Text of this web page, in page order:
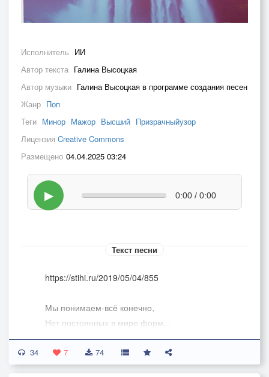
Исполнитель ИИ
Автор текста Галина Высоцкая
Автор музыки Галина Высоцкая в программе создания песен
Жанр Поп
Теги Минор Мажор Высший Призрачныйузор
Лицензия Creative Commons
Размещено 04.04.2025 03:24
▶ 0:00 / 0:00
Текст песни
https://stihi.ru/2019/05/04/855
Мы понимаем-всё конечно,
Нет постоянных в мире форм...
Минор -мажор в аккордах вечных
Рисуют призрачный узор.
34 7 74